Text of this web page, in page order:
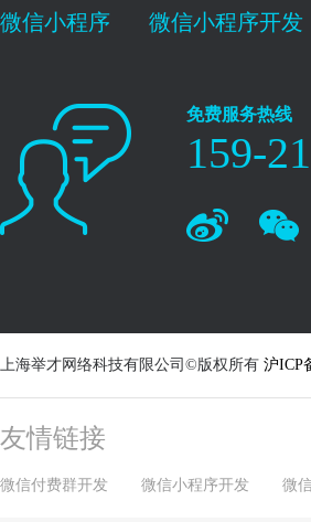
微信小程序 微信小程序开发
免费服务热线
159-
上海举才网络科技有限公司©版权所有 沪ICP
友情链接
微信付费群开发 微信小程序开发 微